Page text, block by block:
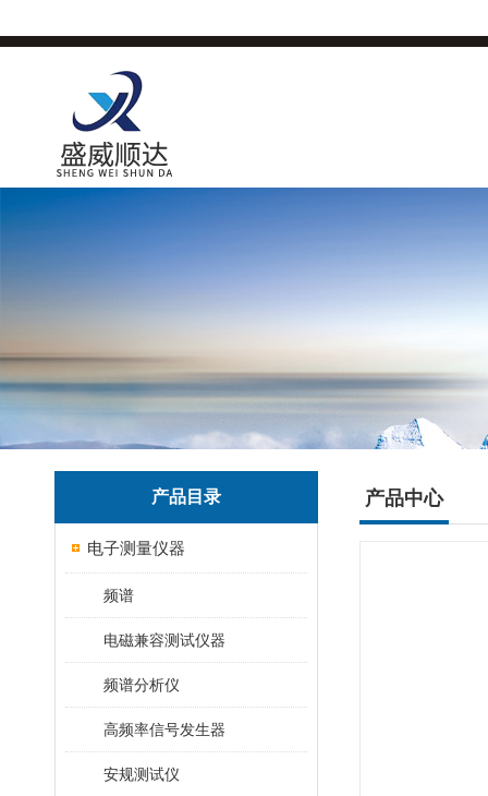
产品目录
电子测量仪器
频谱
电磁兼容测试仪器
频谱分析仪
高频率信号发生器
安规测试仪
产品中心